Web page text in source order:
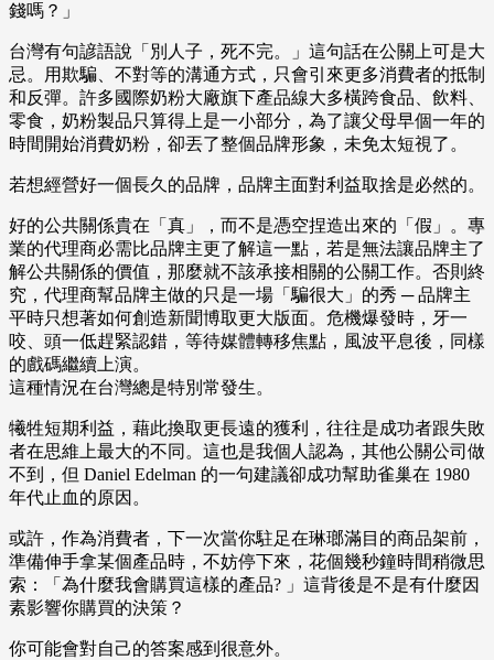
錢嗎？」
台灣有句諺語說「別人子，死不完。」這句話在公關上可是大
忌。用欺騙、不對等的溝通方式，只會引來更多消費者的抵制
和反彈。許多國際奶粉大廠旗下產品線大多橫跨食品、飲料、
零食，奶粉製品只算得上是一小部分，為了讓父母早個一年的
時間開始消費奶粉，卻丟了整個品牌形象，未免太短視了。
若想經營好一個長久的品牌，品牌主面對利益取捨是必然的。
好的公共關係貴在「真」，而不是憑空捏造出來的「假」。專
業的代理商必需比品牌主更了解這一點，若是無法讓品牌主了
解公共關係的價值，那麼就不該承接相關的公關工作。否則終
究，代理商幫品牌主做的只是一場「騙很大」的秀 ─ 品牌主
平時只想著如何創造新聞博取更大版面。危機爆發時，牙一
咬、頭一低趕緊認錯，等待媒體轉移焦點，風波平息後，同樣
的戲碼繼續上演。
這種情況在台灣總是特別常發生。
犧牲短期利益，藉此換取更長遠的獲利，往往是成功者跟失敗
者在思維上最大的不同。這也是我個人認為，其他公關公司做
不到，但 Daniel Edelman 的一句建議卻成功幫助雀巢在 1980
年代止血的原因。
或許，作為消費者，下一次當你駐足在琳瑯滿目的商品架前，
準備伸手拿某個產品時，不妨停下來，花個幾秒鐘時間稍微思
索：「為什麼我會購買這樣的產品? 」這背後是不是有什麼因
素影響你購買的決策？
你可能會對自己的答案感到很意外。